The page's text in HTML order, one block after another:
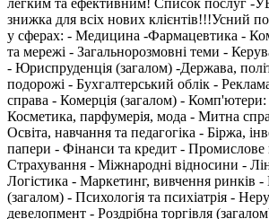
легким та ефективним! Список послуг -
знижка для всіх нових клієнтів!!!Усний
у сферах: - Медицина -Фармацевтика -
та мережі - Загальнорозмовні теми -
- Юриспруденція (загалом) -Держава,
подорожі - Бухгалтерський облік -
справа - Комерція (загалом) -
Косметика, парфумерія, мода - Митна
Освіта, навчання та педагогіка - Біржа,
папери - Фінанси та кредит -
Страхування - Міжнародні відносини -
Логістика - Маркетинг, вивчення ринків
(загалом) - Психологія та психіатрія -
девелопмент - Роздрібна торгівля